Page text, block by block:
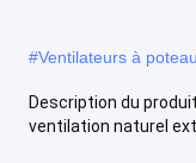
#Ventilateurs à
Description du
ventilation naturel